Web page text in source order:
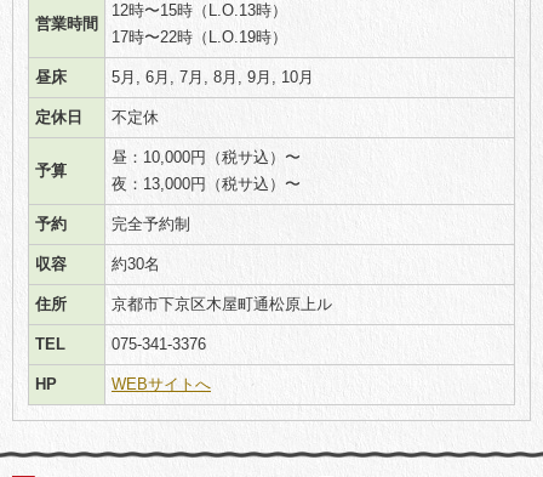
営業時間
12時〜15時（L.O.13時）
17時〜22時（L.O.19時）
昼床 5月, 6月, 7月, 8月, 9月, 10月
定休日 不定休
予算
昼：10,000円（税サ込）〜
夜：13,000円（税サ込）〜
予約 完全予約制
収容 約30名
住所 京都市下京区木屋町通松原上ル
TEL 075-341-3376
HP WEBサイトへ